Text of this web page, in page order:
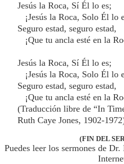
Jesús la Roca, Sí Él lo es;
¡Jesús la Roca, Solo Él lo
Seguro estad, seguro estad,
¡Que tu ancla esté en la
Jesús la Roca, Sí Él lo es;
¡Jesús la Roca, Solo Él lo
Seguro estad, seguro estad,
¡Que tu ancla esté en la
(Traducción libre de “In
Ruth Caye Jones, 1902-
(FIN DEL
Puedes leer los sermones de